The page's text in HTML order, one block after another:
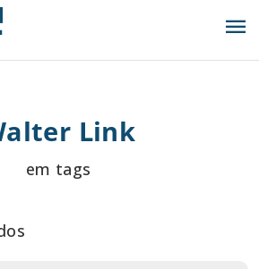
menu
Link
em tags